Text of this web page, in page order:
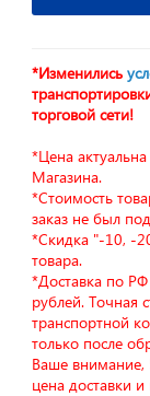
*Изменились
торговой сети!
*Цена
Магазина.
*Стоимость
заказ не был
*Скидка "-10, -
товара.
*Доставка по РФ
рублей. Точная
транспортной
только после
Ваше
цена доставки и